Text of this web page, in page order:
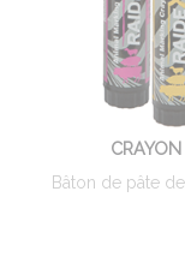
Bâton de pâte